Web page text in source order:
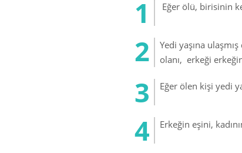
Eğer ölü, birisinin
Yedi yaşına
olanı, erkeği
Eğer ölen kişi yedi
Erkeğin eşini,